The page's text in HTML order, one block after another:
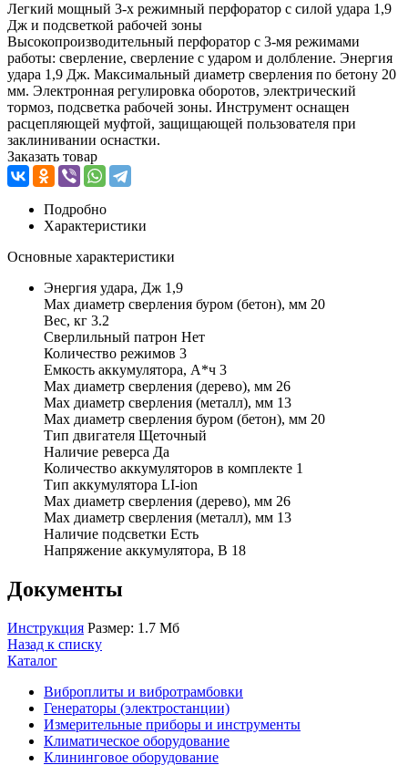
Легкий мощный 3-х режимный перфоратор с силой удара 1,9
Дж и подсветкой рабочей зоны
Высокопроизводительный перфоратор с 3-мя режимами
работы: сверление, сверление с ударом и долбление. Энергия
удара 1,9 Дж. Максимальный диаметр сверления по бетону 20
мм. Электронная регулировка оборотов, электрический
тормоз, подсветка рабочей зоны. Инструмент оснащен
расцепляющей муфтой, защищающей пользователя при
заклинивании оснастки.
Заказать товар
Подробно
Характеристики
Основные характеристики
Энергия удара, Дж 1,9
Max диаметр сверления буром (бетон), мм 20
Вес, кг 3.2
Сверлильный патрон Нет
Количество режимов 3
Емкость аккумулятора, А*ч 3
Max диаметр сверления (дерево), мм 26
Max диаметр сверления (металл), мм 13
Max диаметр сверления буром (бетон), мм 20
Тип двигателя Щеточный
Наличие реверса Да
Количество аккумуляторов в комплекте 1
Тип аккумулятора LI-ion
Max диаметр сверления (дерево), мм 26
Max диаметр сверления (металл), мм 13
Наличие подсветки Есть
Напряжение аккумулятора, В 18
Документы
Инструкция Размер: 1.7 Мб
Назад к списку
Каталог
Виброплиты и вибротрамбовки
Генераторы (электростанции)
Измерительные приборы и инструменты
Климатическое оборудование
Клининговое оборудование